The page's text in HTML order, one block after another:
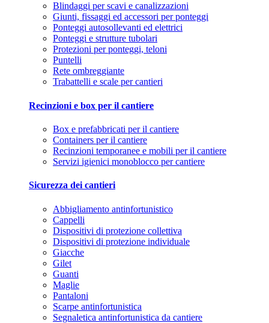
Blindaggi per scavi e canalizzazioni
Giunti, fissaggi ed accessori per ponteggi
Ponteggi autosollevanti ed elettrici
Ponteggi e strutture tubolari
Protezioni per ponteggi, teloni
Puntelli
Rete ombreggiante
Trabattelli e scale per cantieri
Recinzioni e box per il cantiere
Box e prefabbricati per il cantiere
Containers per il cantiere
Recinzioni temporanee e mobili per il cantiere
Servizi igienici monoblocco per cantiere
Sicurezza dei cantieri
Abbigliamento antinfortunistico
Cappelli
Dispositivi di protezione collettiva
Dispositivi di protezione individuale
Giacche
Gilet
Guanti
Maglie
Pantaloni
Scarpe antinfortunistica
Segnaletica antinfortunistica da cantiere